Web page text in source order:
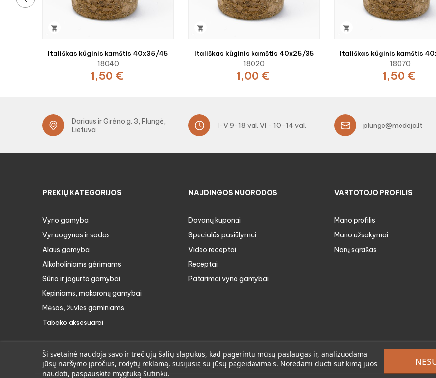

Itališkas kūginis kamštis 40x35/45
18040
1,50 €

Itališkas kūginis kamštis 40x25/35
18020
1,00 €

Itališkas kūginis kamštis
18070
1,50 €
Dariaus ir Girėno g. 3, Plungė,
Lietuva
I-V 9-18 val. VI - 10-14 val. plunge@medeja.lt
PREKIŲ KATEGORIJOS
Vyno gamyba
Vynuogynas ir sodas
Alaus gamyba
Alkoholiniams gėrimams
Sūrio ir jogurto gamybai
Kepiniams, makaronų gamybai
Mėsos, žuvies gaminiams
Tabako aksesuarai
NAUDINGOS NUORODOS
Dovanų kuponai
Specialūs pasiūlymai
Video receptai
Receptai
Patarimai vyno gamybai
VARTOTOJO PROFILIS
Mano profilis
Mano užsakymai
Norų sąrašas
Ši svetainė naudoja savo ir trečiųjų šalių slapukus, kad pagerintų mūsų paslaugas ir, analizuodama
jūsų naršymo įpročius, rodytų reklamą, susijusią su jūsų pageidavimais. Norėdami duoti sutikimą juos
naudoti, paspauskite mygtuką Sutinku.